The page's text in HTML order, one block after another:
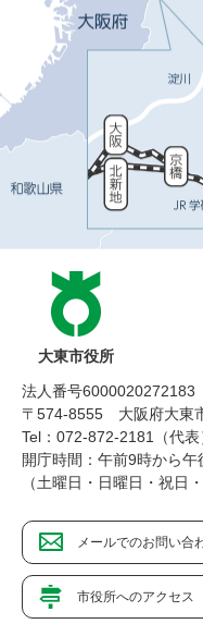
大東市役所
法人番号6000020272183
〒574-8555 大阪府大東
Tel：072-872-2181（代表
開庁時間：午前9時から
（土曜日・日曜日・祝日
メールでのお問い合
市役所へのアクセス